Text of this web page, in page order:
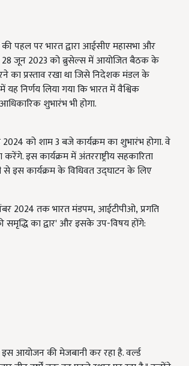
पहल पर भारत द्वारा आईसीए महासभा और
28 जून 2023 को ब्रुसेल्स में आयोजित बैठक के
का प्रस्ताव रखा था जिसे निदेशक मंडल के
निर्णय लिया गया कि भारत में वैश्विक
शुभारंभ भी होगा.
को शाम 3 बजे कार्यक्रम का शुभारंभ होगा. वे
इस कार्यक्रम में अंतरराष्ट्रीय सहकारिता
से इस कार्यक्रम के विधिवत उद्घाटन के लिए
2024 तक भारत मंडपम, आईटीपीओ, प्रगति
समृद्धि का द्वार' और इसके उप-विषय होंगे:
आयोजन की मेजबानी कर रहा है. वर्ल्ड